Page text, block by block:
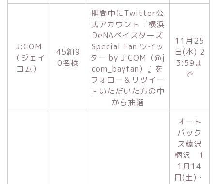
J:COM
（ジェイ
コム）
45組9
0名様
期間中にTwitter公
式アカウント『横浜
DeNAベイスターズ
Special Fan ツイッ
ター by J:COM（@j
com_bayfan）』を
フォロー＆リツイー
トいただいた方の中
から抽選
11月25
日(水) 2
3:59ま
で
オート
バック
ス藤沢
柄沢 1
1月14
日(土)・